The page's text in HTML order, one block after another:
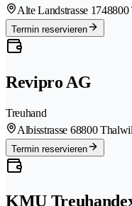
Alte Landstrasse 1748800
Termin reservieren
Revipro AG
Treuhand
Albisstrasse 68800 Thalwil
Termin reservieren
KMU